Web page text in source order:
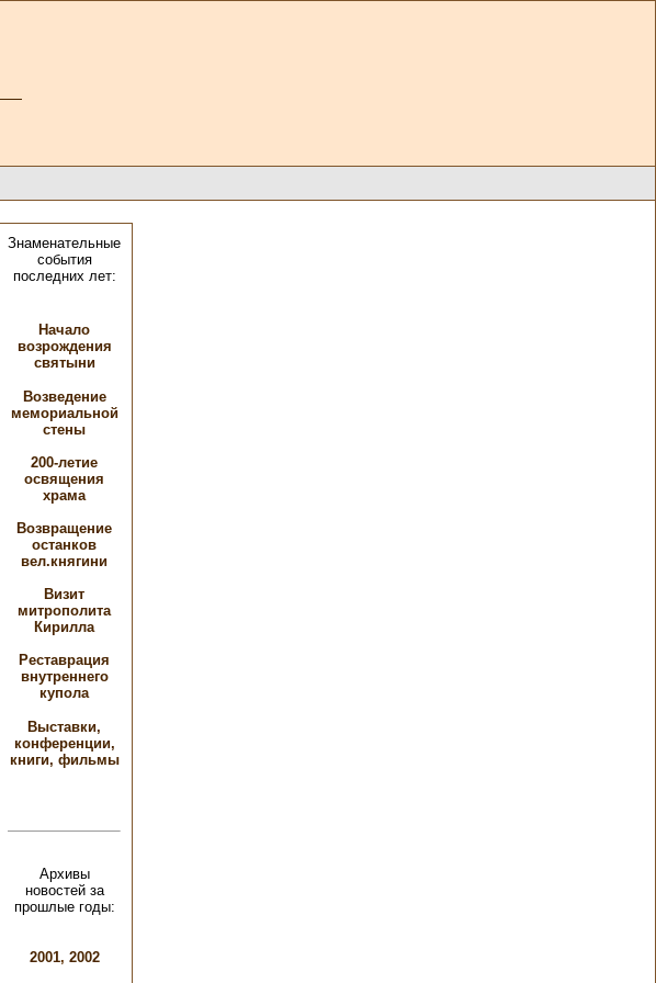
Знаменательные
события
последних лет:
Начало
возрождения
святыни
Возведение
мемориальной
стены
200-летие
освящения
храма
Возвращение
останков
вел.княгини
Визит
митрополита
Кирилла
Реставрация
внутреннего
купола
Выставки,
конференции,
книги, фильмы
Архивы
новостей за
прошлые годы:
2001, 2002